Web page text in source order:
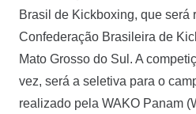
Brasil de Kickboxing, que será
Confederação Brasileira de
Mato Grosso do Sul. A
vez, será a seletiva para o
realizado pela WAKO Panam